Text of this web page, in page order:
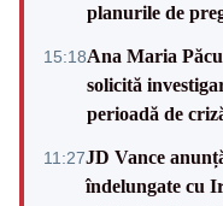
planurile de
15:18Ana Maria
solicită
perioadă de
11:27JD Vance
îndelungate cu